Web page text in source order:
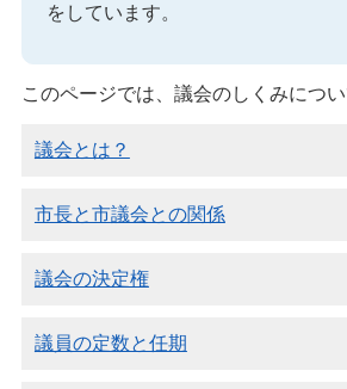
をしています。
このページでは、議会のしくみについ
議会とは？
市長と市議会との関係
議会の決定権
議員の定数と任期